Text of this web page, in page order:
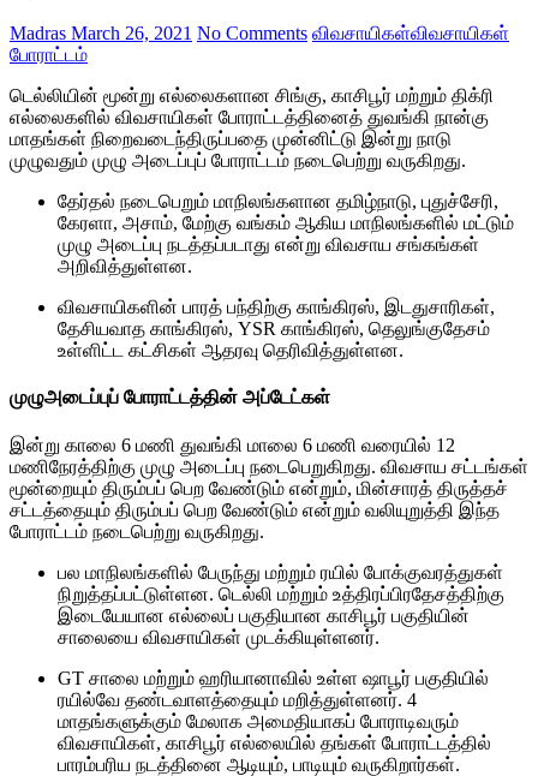
Madras March 26, 2021 No Comments விவசாயிகள்விவசாயிகள்
போராட்டம்
டெல்லியின் மூன்று எல்லைகளான சிங்கு, காசிபூர் மற்றும் திக்ரி
எல்லைகளில் விவசாயிகள் போராட்டத்தினைத் துவங்கி நான்கு
மாதங்கள் நிறைவடைந்திருப்பதை முன்னிட்டு இன்று நாடு
முழுவதும் முழு அடைப்புப் போராட்டம் நடைபெற்று வருகிறது.
தேர்தல் நடைபெறும் மாநிலங்களான தமிழ்நாடு, புதுச்சேரி,
கேரளா, அசாம், மேற்கு வங்கம் ஆகிய மாநிலங்களில் மட்டும்
முழு அடைப்பு நடத்தப்படாது என்று விவசாய சங்கங்கள்
அறிவித்துள்ளன.
விவசாயிகளின் பாரத் பந்திற்கு காங்கிரஸ், இடதுசாரிகள்,
தேசியவாத காங்கிரஸ், YSR காங்கிரஸ், தெலுங்குதேசம்
உள்ளிட்ட கட்சிகள் ஆதரவு தெரிவித்துள்ளன.
முழுஅடைப்புப் போராட்டத்தின் அப்டேட்கள்
இன்று காலை 6 மணி துவங்கி மாலை 6 மணி வரையில் 12
மணிநேரத்திற்கு முழு அடைப்பு நடைபெறுகிறது. விவசாய சட்டங்கள்
மூன்றையும் திரும்பப் பெற வேண்டும் என்றும், மின்சாரத் திருத்தச்
சட்டத்தையும் திரும்பப் பெற வேண்டும் என்றும் வலியுறுத்தி இந்த
போராட்டம் நடைபெற்று வருகிறது.
பல மாநிலங்களில் பேருந்து மற்றும் ரயில் போக்குவரத்துகள்
நிறுத்தப்பட்டுள்ளன. டெல்லி மற்றும் உத்திரப்பிரதேசத்திற்கு
இடையேயான எல்லைப் பகுதியான காசிபூர் பகுதியின்
சாலையை விவசாயிகள் முடக்கியுள்ளனர்.
GT சாலை மற்றும் ஹரியானாவில் உள்ள ஷாபூர் பகுதியில்
ரயில்வே தண்டவாளத்தையும் மறித்துள்ளனர். 4
மாதங்களுக்கும் மேலாக அமைதியாகப் போராடிவரும்
விவசாயிகள், காசிபூர் எல்லையில் தங்கள் போராட்டத்தில்
பாரம்பரிய நடத்தினை ஆடியும், பாடியும் வருகிறார்கள்.